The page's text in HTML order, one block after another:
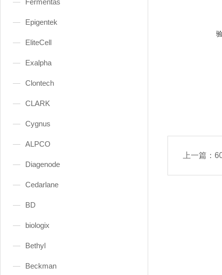
Fermentas
Epigentek
EliteCell
Exalpha
Clontech
CLARK
Cygnus
ALPCO
Diagenode
Cedarlane
BD
biologix
Bethyl
Beckman
上一篇：